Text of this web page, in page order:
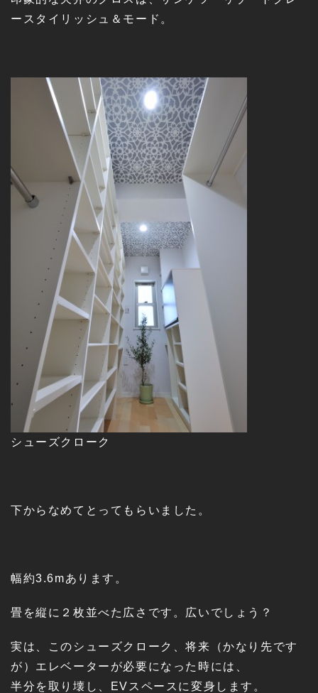
ースタイリッシュ＆モード。
シューズクローク
下からなめてとってもらいました。
幅約3.6mあります。
畳を縦に２枚並べた広さです。広いでしょう？
実は、このシューズクローク、将来（かなり先です
が）エレベーターが必要になった時には、
半分を取り壊し、EVスペースに変身します。